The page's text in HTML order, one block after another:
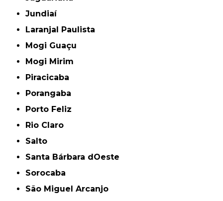
Jundiaí
Laranjal Paulista
Mogi Guaçu
Mogi Mirim
Piracicaba
Porangaba
Porto Feliz
Rio Claro
Salto
Santa Bárbara dOeste
Sorocaba
São Miguel Arcanjo